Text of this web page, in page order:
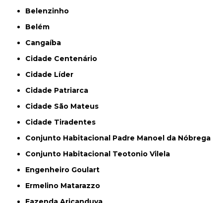
Belenzinho
Belém
Cangaíba
Cidade Centenário
Cidade Líder
Cidade Patriarca
Cidade São Mateus
Cidade Tiradentes
Conjunto Habitacional Padre Manoel da Nóbrega
Conjunto Habitacional Teotonio Vilela
Engenheiro Goulart
Ermelino Matarazzo